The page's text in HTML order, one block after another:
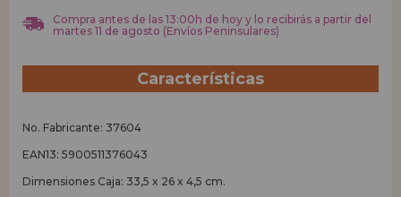
Compra antes de las 13:00h de hoy y lo recibirás a partir del
martes 11 de agosto (Envíos Peninsulares)
Características
No. Fabricante: 37604
EAN13: 5900511376043
Dimensiones Caja: 33,5 x 26 x 4,5 cm.